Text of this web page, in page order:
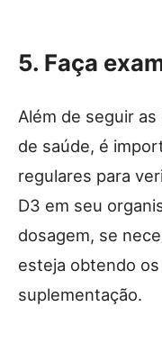
5. Faça
Além de seguir
de saúde, é
regulares para
D3 em seu
dosagem, se
esteja obtendo
suplementação.